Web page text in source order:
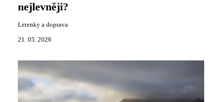
nejlevněji?
Letenky a doprava
21. 05. 2026